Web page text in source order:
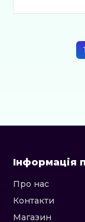
Інформація
Про нас
Контакти
Магазин